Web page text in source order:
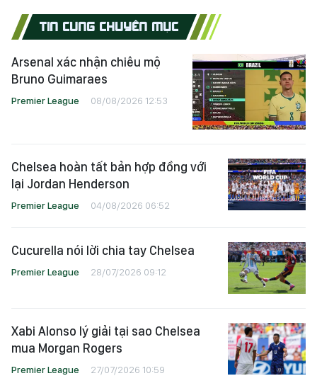
TIN CÙNG CHUYÊN MỤC
Arsenal xác nhận chiêu mộ
Bruno Guimaraes
Premier League 08/08/2026 12:53
Chelsea hoàn tất bản hợp đồng với
lại Jordan Henderson
Premier League 04/08/2026 06:52
Cucurella nói lời chia tay Chelsea
Premier League 28/07/2026 09:12
Xabi Alonso lý giải tại sao Chelsea
mua Morgan Rogers
Premier League 27/07/2026 10:59